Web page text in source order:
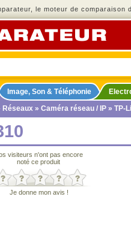
le moteur de comparaison
Image, Son & Téléphonie
Réseaux » Caméra réseau / IP » TP-
visiteurs n'ont pas encore
noté ce produit
Je donne mon avis !